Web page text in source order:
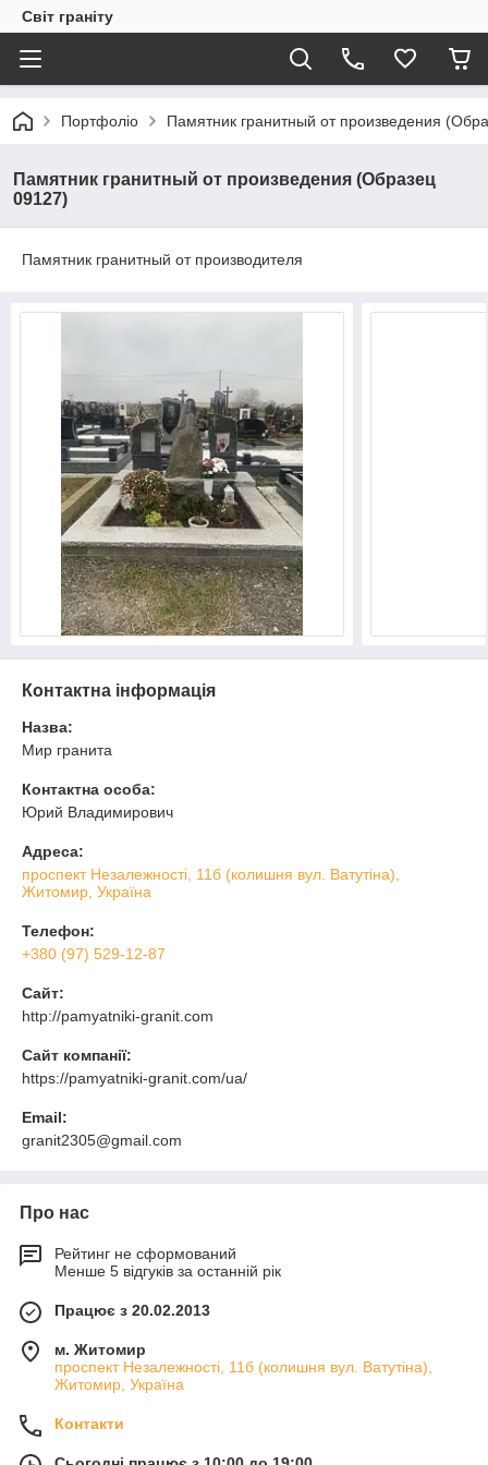
Світ граніту
Портфоліо Памятник гранитный от произведения
Памятник гранитный от произведения (Образец
09127)
Памятник гранитный от производителя
Контактна інформація
Назва:
Мир гранита
Контактна особа:
Юрий Владимирович
Адреса:
проспект Незалежності, 11б (колишня вул. Ватутіна),
Житомир, Україна
Телефон:
+380 (97) 529-12-87
Сайт:
http://pamyatniki-granit.com
Сайт компанії:
https://pamyatniki-granit.com/ua/
Email:
granit2305@gmail.com
Про нас
Рейтинг не сформований
Менше 5 відгуків за останній рік
Працює з 20.02.2013
м. Житомир
проспект Незалежності, 11б (колишня вул. Ватутіна),
Житомир, Україна
Контакти